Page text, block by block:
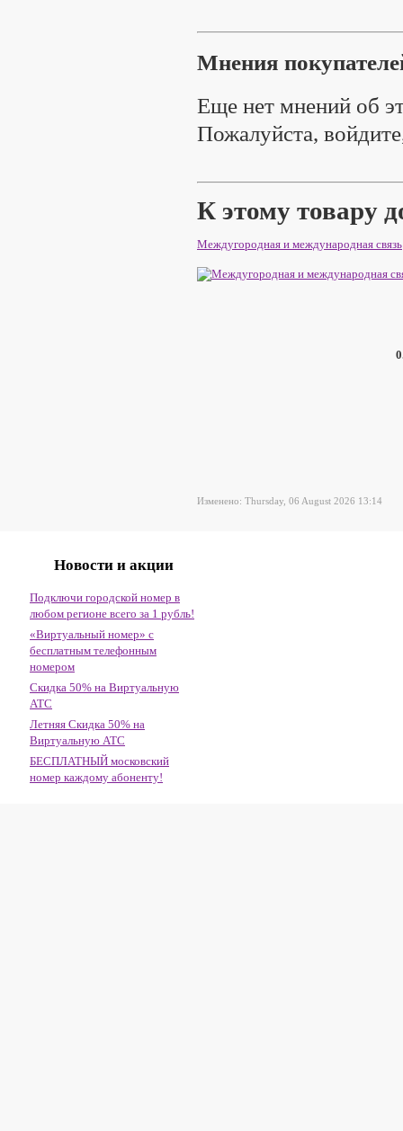
Мнения
Еще нет мнений об
Пожалуйста,
К этому товару
Междугородная и международная связь
Изменено: Thursday, 06 August 2026 13:14
Новости и акции
Подключи городской номер в
любом регионе всего за 1 рубль!
«Виртуальный номер» с
бесплатным телефонным
номером
Скидка 50% на Виртуальную
АТС
Летняя Скидка 50% на
Виртуальную АТС
БЕСПЛАТНЫЙ московский
номер каждому абоненту!